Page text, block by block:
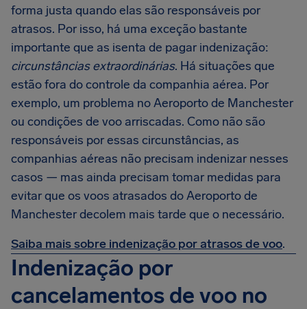
forma justa quando elas são responsáveis por
atrasos. Por isso, há uma exceção bastante
importante que as isenta de pagar indenização:
circunstâncias extraordinárias. Há situações que
estão fora do controle da companhia aérea. Por
exemplo, um problema no Aeroporto de Manchester
ou condições de voo arriscadas. Como não são
responsáveis por essas circunstâncias, as
companhias aéreas não precisam indenizar nesses
casos — mas ainda precisam tomar medidas para
evitar que os voos atrasados do Aeroporto de
Manchester decolem mais tarde que o necessário.
Saiba mais sobre indenização por atrasos de voo.
Indenização por
cancelamentos de voo no